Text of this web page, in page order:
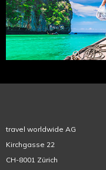
travel worldwide AG
Kirchgasse 22
CH-8001 Zürich